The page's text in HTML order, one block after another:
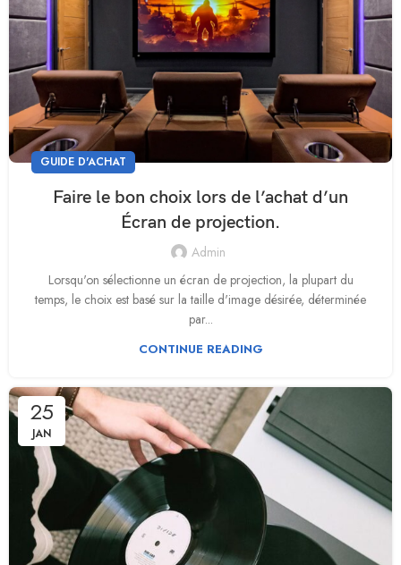
GUIDE D'ACHAT
Faire le bon choix lors de l’achat d’un
Écran de projection.
Admin
Lorsqu'on sélectionne un écran de projection, la plupart du
temps, le choix est basé sur la taille d'image désirée, déterminée
par...
CONTINUE READING
25
JAN